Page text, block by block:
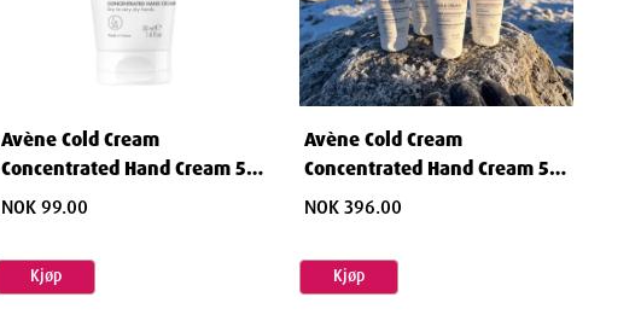
Avène Cold Cream
Concentrated Hand Cream 50
ml
NOK 99.00
Kjøp
Avène Cold Cream
Concentrated Hand Cream 50
ml
NOK 396.00
Kjøp